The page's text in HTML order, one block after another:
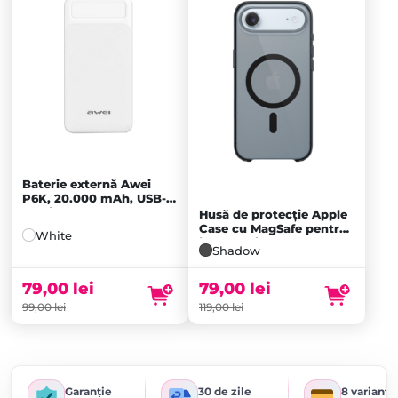
Baterie externă Awei
P6K, 20.000 mAh, USB-
C, Micro-USB, 2x USB-A,
White
White
99,00lei
79,00 lei
Husă de protecție Apple
Case cu MagSafe pentru
iPhone Air, Shadow
Shadow
119,00lei
79,00 lei
Garanție 30 de zile 8 variante